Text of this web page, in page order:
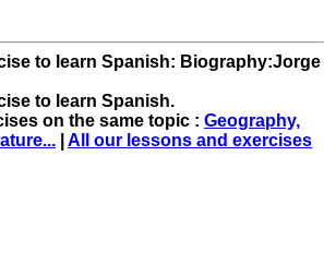
to learn Spanish: Biography:Jorge
to learn Spanish.
on the same topic : Geography,
All our lessons and exercises